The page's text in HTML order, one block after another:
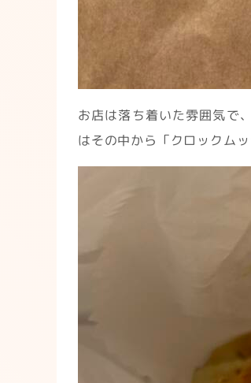
お店は落ち着いた雰囲気で
はその中から「クロックム